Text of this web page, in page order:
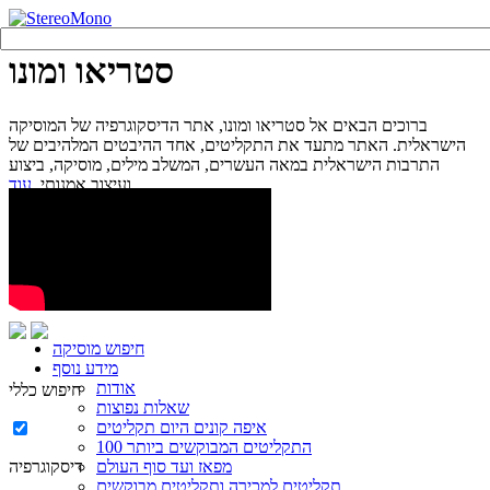
סטריאו ומונו
ברוכים הבאים אל סטריאו ומונו, אתר הדיסקוגרפיה של המוסיקה
הישראלית. האתר מתעד את התקליטים, אחד ההיבטים המלהיבים של
התרבות הישראלית במאה העשרים, המשלב מילים, מוסיקה, ביצוע
ועיצוב אמנותי.עוד...
חיפוש מוסיקה
מידע נוסף
אודות
שאלות נפוצות
איפה קונים היום תקליטים
100 התקליטים המבוקשים ביותר
מפאז ועד סוף העולם
תקליטים למכירה ותקליטים מבוקשים
חיפוש כללי
דיסקוגרפיה